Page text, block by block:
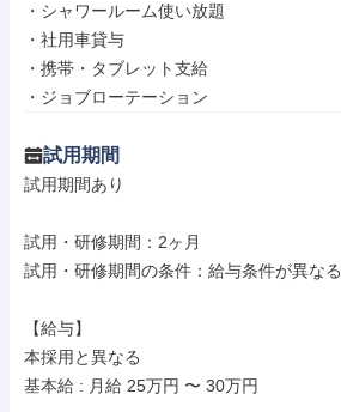
・シャワールーム使い放題
・社用車貸与
・携帯・タブレット支給
・ジョブローテーション
試用期間
試用期間あり
試用・研修期間：2ヶ月
試用・研修期間の条件：給与条件が異なる
【給与】
本採用と異なる
基本給 : 月給 25万円 〜 30万円